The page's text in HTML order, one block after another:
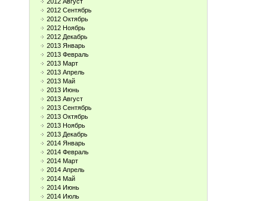
2012 Сентябрь
2012 Октябрь
2012 Ноябрь
2012 Декабрь
2013 Январь
2013 Февраль
2013 Март
2013 Апрель
2013 Май
2013 Июнь
2013 Август
2013 Сентябрь
2013 Октябрь
2013 Ноябрь
2013 Декабрь
2014 Январь
2014 Февраль
2014 Март
2014 Апрель
2014 Май
2014 Июнь
2014 Июль